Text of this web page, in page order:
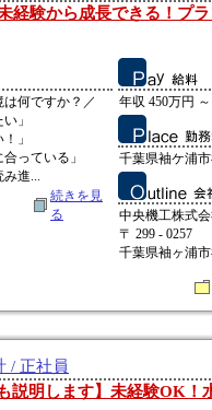
経験から成長できる！プ
何ですか？／
」
」
っている」
み進...
続きを見
る
年収 450万円
千葉県袖ケ浦
中央機工株式
〒 299 - 0257
千葉県袖ヶ浦
/ 正社員
説明します】未経験OK！